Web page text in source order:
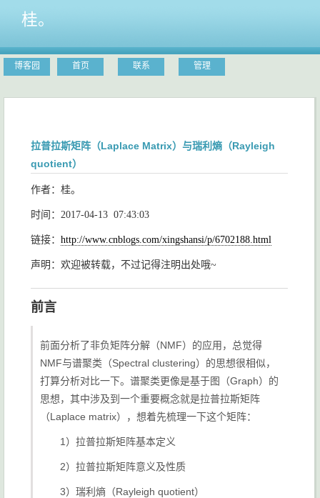
桂。
博客园 首页 联系 管理
拉普拉斯矩阵（Laplace Matrix）与瑞利熵（Rayleigh
quotient）
作者：桂。
时间：2017-04-13 07:43:03
链接： http://www.cnblogs.com/xingshansi/p/6702188.html
声明：欢迎被转载，不过记得注明出处哦~
前言
前面分析了非负矩阵分解（NMF）的应用，总觉得
NMF与谱聚类（Spectral clustering）的思想很相似，
打算分析对比一下。谱聚类更像是基于图（Graph）的
思想，其中涉及到一个重要概念就是拉普拉斯矩阵
（Laplace matrix），想着先梳理一下这个矩阵：
1）拉普拉斯矩阵基本定义
2）拉普拉斯矩阵意义及性质
3）瑞利熵（Rayleigh quotient）